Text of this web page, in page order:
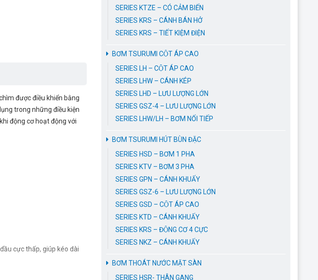
SERIES KTZE – CÓ CẢM BIẾN
SERIES KRS – CÁNH BÁN HỞ
SERIES KRS – TIẾT KIỆM ĐIỆN
BƠM TSURUMI CỘT ÁP CAO
SERIES LH – CỘT ÁP CAO
SERIES LHW – CÁNH KÉP
SERIES LHD – LƯU LƯỢNG LỚN
SERIES GSZ-4 – LƯU LƯỢNG LỚN
SERIES LHW/LH – BƠM NỐI TIẾP
BƠM TSURUMI HÚT BÙN ĐẶC
SERIES HSD – BƠM 1 PHA
SERIES KTV – BƠM 3 PHA
SERIES GPN – CÁNH KHUẤY
SERIES GSZ-6 – LƯU LƯỢNG LỚN
SERIES GSD – CỘT ÁP CAO
SERIES KTD – CÁNH KHUẤY
SERIES KRS – ĐỘNG CƠ 4 CỰC
SERIES NKZ – CÁNH KHUẤY
BƠM THOÁT NƯỚC MẶT SÀN
SERIES HSR- THÂN GANG
được điều khiển bằng
trong những điều kiện
động cơ hoạt động với
cực thấp, giúp kéo dài